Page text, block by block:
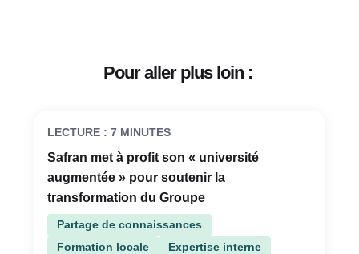
Pour aller plus loin :
LECTURE : 7 MINUTES
Safran met à profit son « université
augmentée » pour soutenir la
transformation du Groupe
Partage de connaissances
Formation locale
Expertise interne